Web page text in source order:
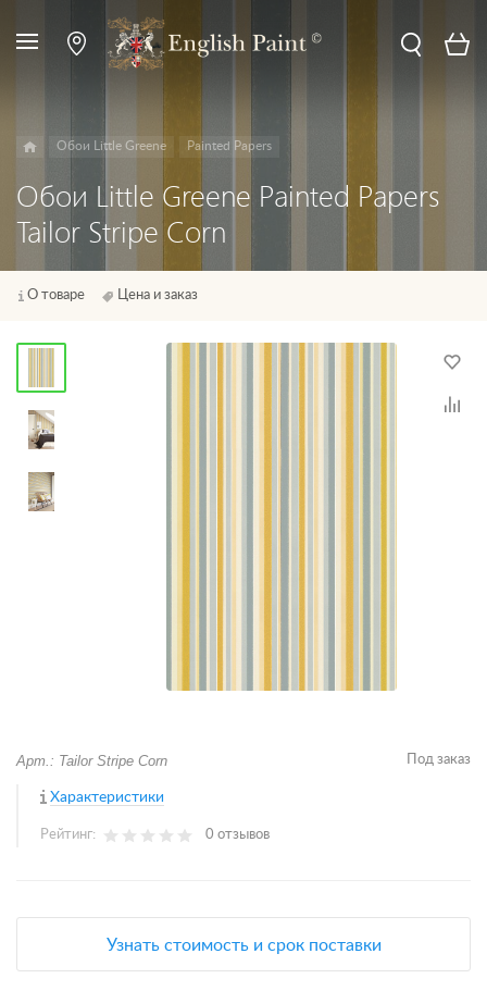
Обои Little Greene Painted Papers
Обои Little Greene Painted Papers
Tailor Stripe Corn
О товаре Цена и заказ
Арт.: Tailor Stripe Corn Под заказ
Характеристики
Рейтинг: 0 отзывов
Узнать стоимость и срок поставки